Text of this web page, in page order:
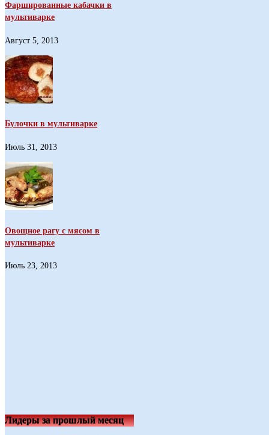
Фаршированные кабачки в
мультиварке
Август 5, 2013
Булочки в мультиварке
Июль 31, 2013
Овощное рагу с мясом в
мультиварке
Июль 23, 2013
Лидеры за прошлый месяц